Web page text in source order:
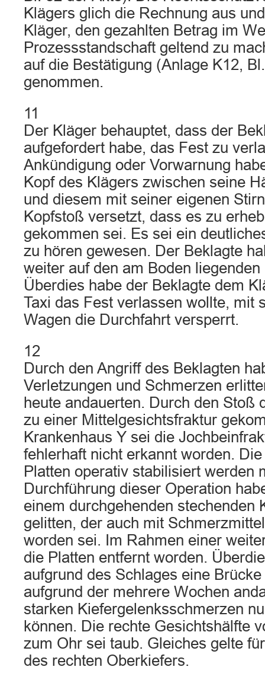
Klägers glich die Rechnung aus
Kläger, den gezahlten Betrag im
Prozessstandschaft geltend zu
auf die Bestätigung (Anlage K12,
genommen.
11
Der Kläger behauptet, dass der
aufgefordert habe, das Fest zu
Ankündigung oder Vorwarnung
Kopf des Klägers zwischen seine
und diesem mit seiner eigenen
Kopfstoß versetzt, dass es zu
gekommen sei. Es sei ein
zu hören gewesen. Der Beklagte
weiter auf den am Boden
Überdies habe der Beklagte dem
Taxi das Fest verlassen wollte, mit
Wagen die Durchfahrt versperrt.
12
Durch den Angriff des Beklagten
Verletzungen und Schmerzen
heute andauerten. Durch den Stoß
zu einer Mittelgesichtsfraktur
Krankenhaus Y sei die
fehlerhaft nicht erkannt worden.
Platten operativ stabilisiert werden
Durchführung dieser Operation
einem durchgehenden stechenden
gelitten, der auch mit
worden sei. Im Rahmen einer
die Platten entfernt worden.
aufgrund des Schlages eine
aufgrund der mehrere Wochen
starken Kiefergelenksschmerzen
können. Die rechte Gesichtshälfte
zum Ohr sei taub. Gleiches gelte
des rechten Oberkiefers.